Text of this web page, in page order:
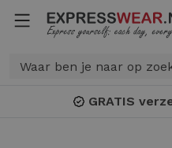
GRATIS